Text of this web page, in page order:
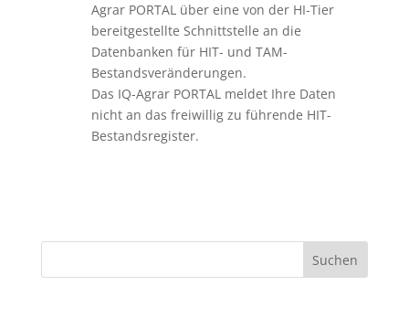
Agrar PORTAL über eine von der HI-Tier
bereitgestellte Schnittstelle an die
Datenbanken für HIT- und TAM-
Bestandsveränderungen.
Das IQ-Agrar PORTAL meldet Ihre Daten
nicht an das freiwillig zu führende HIT-
Bestandsregister.